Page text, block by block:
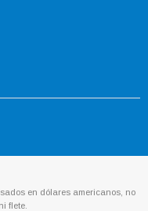
en dólares americanos, no
flete.